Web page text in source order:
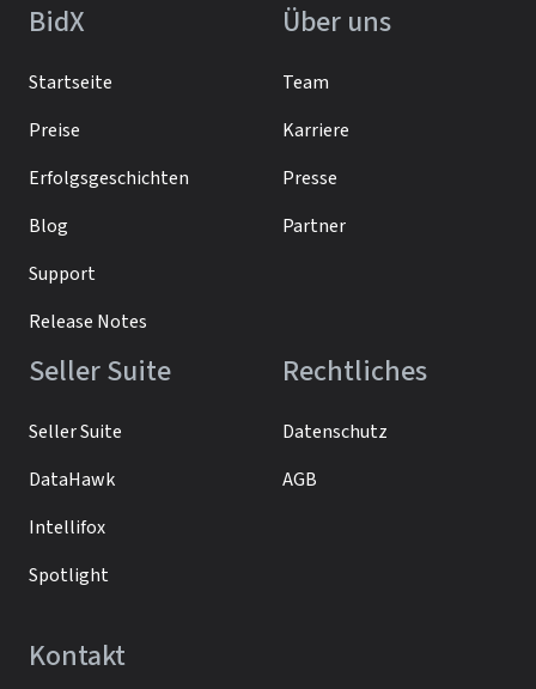
BidX
Startseite
Preise
Erfolgsgeschichten
Blog
Support
Release Notes
Über uns
Team
Karriere
Presse
Partner
Seller Suite
Seller Suite
DataHawk
Intellifox
Spotlight
Rechtliches
Datenschutz
AGB
Kontakt